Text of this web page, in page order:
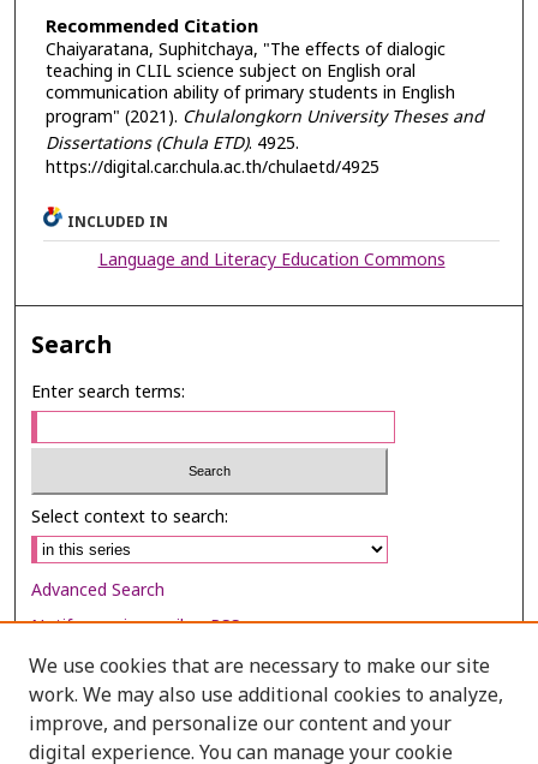
Recommended Citation
Chaiyaratana, Suphitchaya, "The effects of dialogic
teaching in CLIL science subject on English oral
communication ability of primary students in English
program" (2021). Chulalongkorn University Theses and
Dissertations (Chula ETD). 4925.
https://digital.car.chula.ac.th/chulaetd/4925
INCLUDED IN
Language and Literacy Education Commons
Search
Enter search terms:
Select context to search:
Advanced Search
Notify me via email orRSS
Browse
Collections
Disciplines
We use cookies that are necessary to make our site
work. We may also use additional cookies to analyze,
improve, and personalize our content and your
digital experience. You can manage your cookie